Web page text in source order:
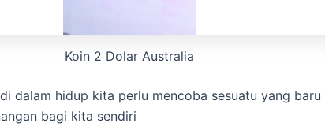
Koin 2 Dolar Australia
dalam hidup kita perlu mencoba sesuatu yang baru
bagi kita sendiri